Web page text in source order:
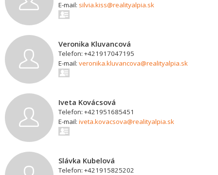
E-mail: silvia.kiss@realityalpia.sk
Veronika Kluvancová
Telefon: +421917047195
E-mail: veronika.kluvancova@realityalpia.sk
Iveta Kovácsová
Telefon: +421951685451
E-mail: iveta.kovacsova@realityalpia.sk
Slávka Kubelová
Telefon: +421915825202